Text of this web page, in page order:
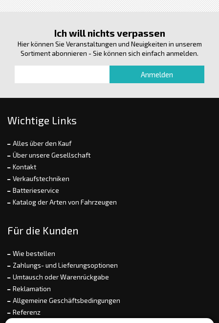
Ich will nichts verpassen
Hier können Sie Veranstaltungen und Neuigkeiten in unserem
Sortiment abonnieren - Sie können sich einfach anmelden.
Wichtige Links
Alles über den Kauf
Über unsere Gesellschaft
Kontakt
Verkaufstechniken
Batterieservice
Katalog der Arten von Fahrzeugen
Für die Kunden
Wie bestellen
Zahlungs- und Lieferungsoptionen
Umtausch oder Warenrückgabe
Reklamation
Allgemeine Geschäftsbedingungen
Referenz